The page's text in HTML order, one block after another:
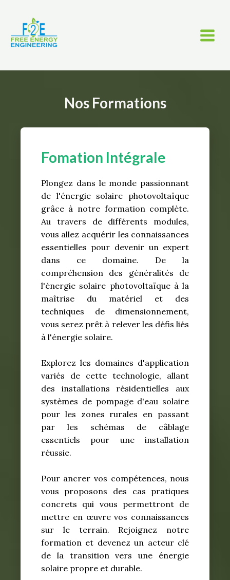
contenu
Nos Formations
Fomation Intégrale
Plongez dans le monde passionnant
de l'énergie solaire photovoltaïque
grâce à notre formation complète.
Au travers de différents modules,
vous allez acquérir les connaissances
essentielles pour devenir un expert
dans ce domaine. De la
compréhension des généralités de
l'énergie solaire photovoltaïque à la
maîtrise du matériel et des
techniques de dimensionnement,
vous serez prêt à relever les défis liés
à l'énergie solaire.
Explorez les domaines d'application
variés de cette technologie, allant
des installations résidentielles aux
systèmes de pompage d'eau solaire
pour les zones rurales en passant
par les schémas de câblage
essentiels pour une installation
réussie.
Pour ancrer vos compétences, nous
vous proposons des cas pratiques
concrets qui vous permettront de
mettre en œuvre vos connaissances
sur le terrain. Rejoignez notre
formation et devenez un acteur clé
de la transition vers une énergie
solaire propre et durable.